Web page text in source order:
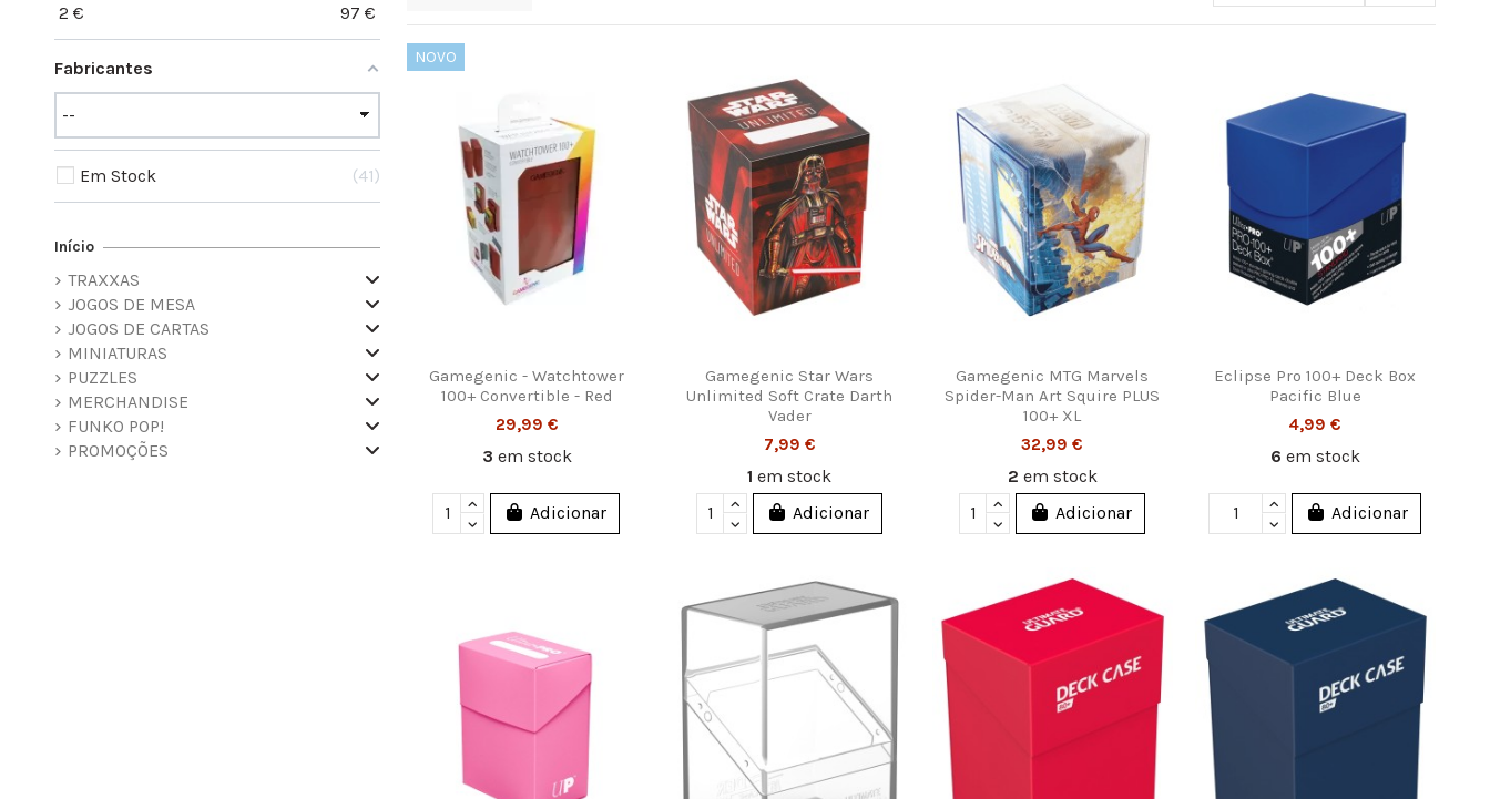
NOVO
Gamegenic - Watchtower
100+ Convertible - Red
29,99 €
3 em stock
Adicionar
Gamegenic Star Wars
Unlimited Soft Crate Darth
Vader
7,99 €
1em stock
Adicionar
Gamegenic MTG Marvels
Spider-Man Art Squire PLUS
100+ XL
32,99 €
2 em stock
Adicionar
Eclipse Pro 100+ Deck Box
Pacific Blue
4,99 €
6 em stock
Adicionar
2 € 97 €
Fabricantes
Em Stock 41
Início
TRAXXAS
JOGOS DE MESA
JOGOS DE CARTAS
MINIATURAS
PUZZLES
MERCHANDISE
FUNKO POP!
PROMOÇÕES